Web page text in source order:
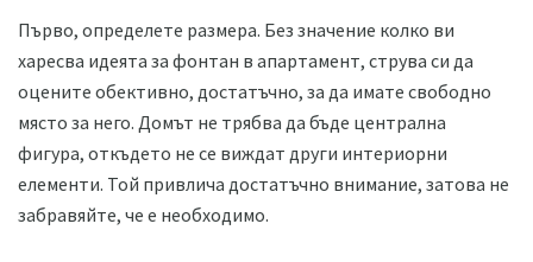
Първо, определете размера. Без значение колко ви
харесва идеята за фонтан в апартамент, струва си да
оцените обективно, достатъчно, за да имате свободно
място за него. Домът не трябва да бъде централна
фигура, откъдето не се виждат други интериорни
елементи. Той привлича достатъчно внимание, затова не
забравяйте, че е необходимо.